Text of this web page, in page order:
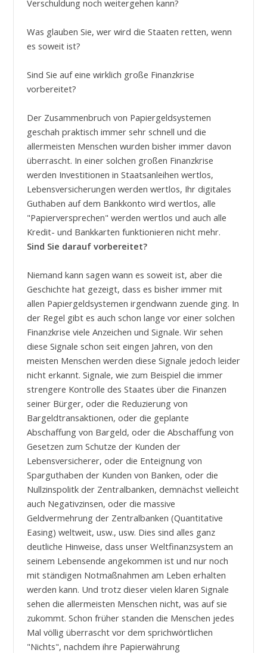
Verschuldung noch weitergehen kann?
Was glauben Sie, wer wird die Staaten retten, wenn
es soweit ist?
Sind Sie auf eine wirklich große Finanzkrise
vorbereitet?
Der Zusammenbruch von Papiergeldsystemen
geschah praktisch immer sehr schnell und die
allermeisten Menschen wurden bisher immer davon
überrascht. In einer solchen großen Finanzkrise
werden Investitionen in Staatsanleihen wertlos,
Lebensversicherungen werden wertlos, Ihr digitales
Guthaben auf dem Bankkonto wird wertlos, alle
"Papierversprechen" werden wertlos und auch alle
Kredit- und Bankkarten funktionieren nicht mehr.
Sind Sie darauf vorbereitet?
Niemand kann sagen wann es soweit ist, aber die
Geschichte hat gezeigt, dass es bisher immer mit
allen Papiergeldsystemen irgendwann zuende ging. In
der Regel gibt es auch schon lange vor einer solchen
Finanzkrise viele Anzeichen und Signale. Wir sehen
diese Signale schon seit eingen Jahren, von den
meisten Menschen werden diese Signale jedoch leider
nicht erkannt. Signale, wie zum Beispiel die immer
strengere Kontrolle des Staates über die Finanzen
seiner Bürger, oder die Reduzierung von
Bargeldtransaktionen, oder die geplante
Abschaffung von Bargeld, oder die Abschaffung von
Gesetzen zum Schutze der Kunden der
Lebensversicherer, oder die Enteignung von
Sparguthaben der Kunden von Banken, oder die
Nullzinspolitk der Zentralbanken, demnächst vielleicht
auch Negativzinsen, oder die massive
Geldvermehrung der Zentralbanken (Quantitative
Easing) weltweit, usw., usw. Dies sind alles ganz
deutliche Hinweise, dass unser Weltfinanzsystem an
seinem Lebensende angekommen ist und nur noch
mit ständigen Notmaßnahmen am Leben erhalten
werden kann. Und trotz dieser vielen klaren Signale
sehen die allermeisten Menschen nicht, was auf sie
zukommt. Schon früher standen die Menschen jedes
Mal völlig überrascht vor dem sprichwörtlichen
"Nichts", nachdem ihre Papierwährung